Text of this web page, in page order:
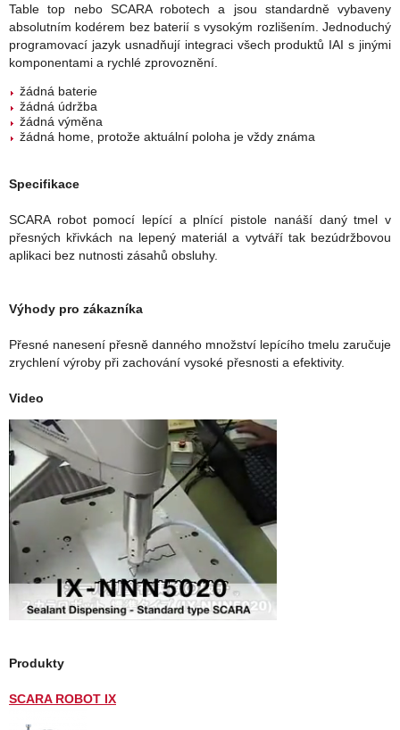
Table top nebo SCARA robotech a jsou standardně vybaveny
absolutním kodérem bez baterií s vysokým rozlišením. Jednoduchý
programovací jazyk usnadňují integraci všech produktů IAI s jinými
komponentami a rychlé zprovoznění.
žádná baterie
žádná údržba
žádná výměna
žádná home, protože aktuální poloha je vždy známa
Specifikace
SCARA robot pomocí lepící a plnící pistole nanáší daný tmel v
přesných křivkách na lepený materiál a vytváří tak bezúdržbovou
aplikaci bez nutnosti zásahů obsluhy.
Výhody pro zákazníka
Přesné nanesení přesně danného množství lepícího tmelu zaručuje
zrychlení výroby při zachování vysoké přesnosti a efektivity.
Video
Produkty
SCARA ROBOT IX